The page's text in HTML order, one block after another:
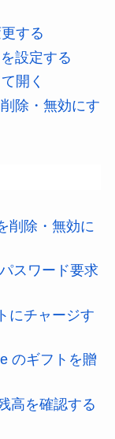
する
設定する
開く
除・無効にす
削除・無効に
スワード要求
にチャージす
のギフトを贈
高を確認する